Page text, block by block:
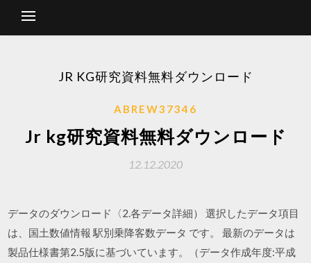
JR KG研究資料無料ダウンロード
ABREW37346
Jr kg研究資料無料ダウンロード
12.12.2020
データのダウンロード〈2.各データ詳細） 選択したデータ項目
は、国土数値情報 駅別乗降客数データ です。 最新のデータは
製品仕様書第2.5版に基づいています。（データ作成年度:平成